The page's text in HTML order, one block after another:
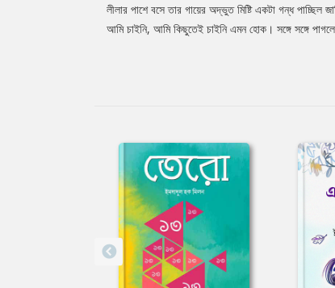
Tab
লীলার পাশে বসে তার গায়ের অদ্ভুত মিষ্টি একটা গন্ধ
আমি চাইনি, আমি কিছুতেই চাইনি এমন হোক। সঙ্গে সঙ্গে